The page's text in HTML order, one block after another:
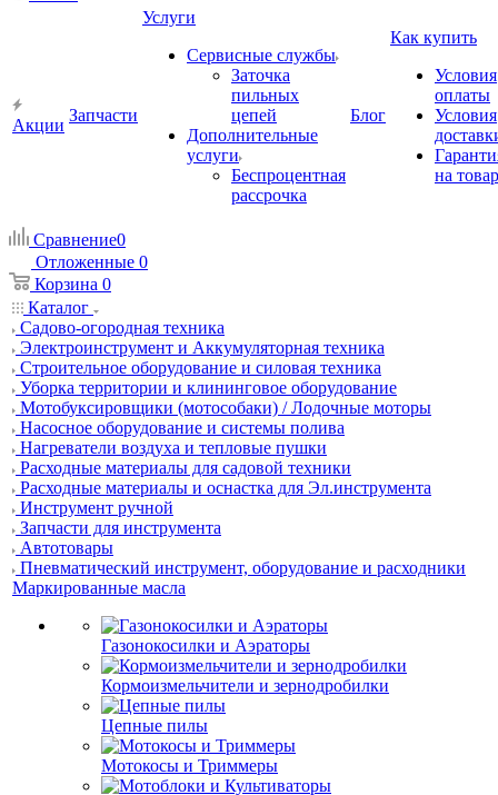
Акции
Запчасти
Услуги
Сервисные службы
Заточка
пильных
цепей
Дополнительные
услуги
Беспроцентная
рассрочка
Блог
Как купить
Условия
оплаты
Условия
на товар
Сравнение0
Отложенные 0
Корзина 0
Каталог
Садово-огородная техника
Электроинструмент и Аккумуляторная техника
Строительное оборудование и силовая техника
Уборка территории и клининговое оборудование
Мотобуксировщики (мотособаки) / Лодочные моторы
Насосное оборудование и системы полива
Нагреватели воздуха и тепловые пушки
Расходные материалы для садовой техники
Расходные материалы и оснастка для Эл.инструмента
Инструмент ручной
Запчасти для инструмента
Автотовары
Пневматический инструмент, оборудование и расходники
Маркированные масла
Газонокосилки и Аэраторы
Кормоизмельчители и зернодробилки
Цепные пилы
Мотокосы и Триммеры